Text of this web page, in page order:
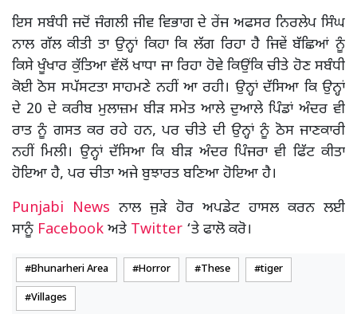
ਇਸ ਸਬੰਧੀ ਜਦੋਂ ਜੰਗਲੀ ਜੀਵ ਵਿਭਾਗ ਦੇ ਰੇਂਜ ਅਫਸਰ ਨਿਰਲੇਪ ਸਿੰਘ
ਨਾਲ ਗੱਲ ਕੀਤੀ ਤਾ ਉਨ੍ਹਾਂ ਕਿਹਾ ਕਿ ਲੱਗ ਰਿਹਾ ਹੈ ਜਿਵੇਂ ਬੱਛਿਆਂ ਨੂੰ
ਕਿਸੇ ਖੂੰਖਾਰ ਕੁੱਤਿਆ ਵੱਲੋਂ ਖਾਧਾ ਜਾ ਰਿਹਾ ਹੋਵੇ ਕਿਉਂਕਿ ਚੀਤੇ ਹੋਣ ਸਬੰਧੀ
ਕੋਈ ਠੋਸ ਸਪੱਸਟਤਾ ਸਾਹਮਣੇ ਨਹੀਂ ਆ ਰਹੀ। ਉਨ੍ਹਾਂ ਦੱਸਿਆ ਕਿ ਉਨ੍ਹਾਂ
ਦੇ 20 ਦੇ ਕਰੀਬ ਮੁਲਾਜ਼ਮ ਬੀੜ ਸਮੇਤ ਆਲੇ ਦੁਆਲੇ ਪਿੰਡਾਂ ਅੰਦਰ ਵੀ
ਰਾਤ ਨੂੰ ਗਸਤ ਕਰ ਰਹੇ ਹਨ, ਪਰ ਚੀਤੇ ਦੀ ਉਨ੍ਹਾਂ ਨੂੰ ਠੋਸ ਜਾਣਕਾਰੀ
ਨਹੀਂ ਮਿਲੀ। ਉਨ੍ਹਾਂ ਦੱਸਿਆ ਕਿ ਬੀੜ ਅੰਦਰ ਪਿੰਜਰਾ ਵੀ ਫਿੱਟ ਕੀਤਾ
ਹੋਇਆ ਹੈ, ਪਰ ਚੀਤਾ ਅਜੇ ਬੁਝਾਰਤ ਬਣਿਆ ਹੋਇਆ ਹੈ।
Punjabi News ਨਾਲ ਜੁੜੇ ਹੋਰ ਅਪਡੇਟ ਹਾਸਲ ਕਰਨ ਲਈ
ਸਾਨੂੰ Facebook ਅਤੇ Twitter ‘ਤੇ ਫਾਲੋ ਕਰੋ।
Bhunarheri Area Horror These tiger
Villages